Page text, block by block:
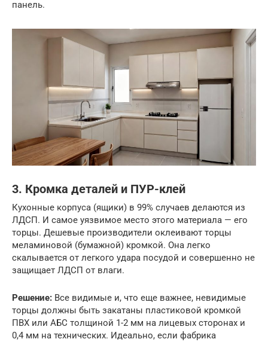
панель.
3. Кромка деталей и ПУР-клей
Кухонные корпуса (ящики) в 99% случаев делаются из
ЛДСП. И самое уязвимое место этого материала — его
торцы. Дешевые производители оклеивают торцы
меламиновой (бумажной) кромкой. Она легко
скалывается от легкого удара посудой и совершенно не
защищает ЛДСП от влаги.
Решение: Все видимые и, что еще важнее, невидимые
торцы должны быть закатаны пластиковой кромкой
ПВХ или АБС толщиной 1-2 мм на лицевых сторонах и
0,4 мм на технических. Идеально, если фабрика